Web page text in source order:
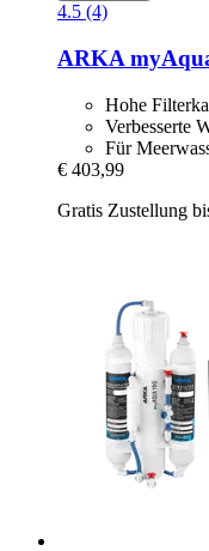
4.5 (4)
ARKA
Hohe
Verbesserte
Für
€ 403,99
Gratis Zustellung